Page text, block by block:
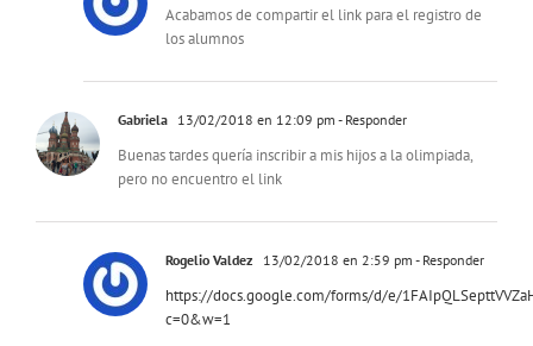
Acabamos de compartir el link para el registro de
los alumnos
Gabriela 13/02/2018 en 12:09 pm - Responder
Buenas tardes quería inscribir a mis hijos a la olimpiada,
pero no encuentro el link
Rogelio Valdez 13/02/2018 en 2:59 pm - Responder
https://docs.google.com/forms/d/e/
c=0&w=1